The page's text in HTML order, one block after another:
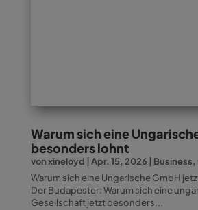
Warum sich eine
besonders lohnt
vonxineloyd Apr. 15, 2026 Business,
Warum sich eine Ungarische GmbH
Der Budapester: Warum sich eine
Gesellschaft jetzt besonders...